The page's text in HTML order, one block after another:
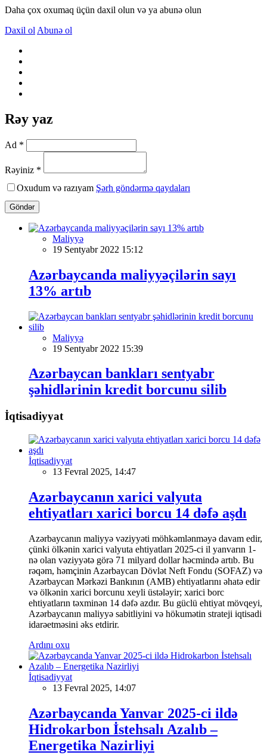
Daha çox oxumaq üçün daxil olun və ya abunə olun
Daxil ol Abunə ol
Rəy yaz
Ad *
Rəyiniz *
Oxudum və razıyam Şərh göndərmə qaydaları
Göndər
Maliyyə
19 Sentyabr 2022 15:12
Azərbaycanda maliyyəçilərin sayı
13% artıb
Maliyyə
19 Sentyabr 2022 15:39
Azərbaycan bankları sentyabr
şəhidlərinin kredit borcunu silib
İqtisadiyyat
İqtisadiyyat
13 Fevral 2025, 14:47
Azərbaycanın xarici valyuta
ehtiyatları xarici borcu 14 dəfə aşdı
Azərbaycanın maliyyə vəziyyəti möhkəmlənməyə davam edir,
çünki ölkənin xarici valyuta ehtiyatları 2025-ci il yanvarın 1-
nə olan vəziyyətə görə 71 milyard dollar həcmində artıb. Bu
rəqəm, həmçinin Azərbaycan Dövlət Neft Fondu (SOFAZ) və
Azərbaycan Mərkəzi Bankının (AMB) ehtiyatlarını əhatə edir
və ölkənin xarici borcunu xeyli üstələyir; xarici borc
ehtiyatların təxminən 14 dəfə azdır. Bu güclü ehtiyat mövqeyi,
Azərbaycanın maliyyə sabitliyini və hökumətin strateji iqtisadi
idarəetməsini əks etdirir.
Ardını oxu
İqtisadiyyat
13 Fevral 2025, 14:07
Azərbaycanda Yanvar 2025-ci ildə
Hidrokarbon İstehsalı Azalıb –
Energetika Nazirliyi